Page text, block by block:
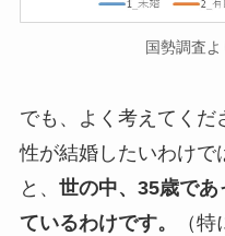
国勢調査
でも、よく考えてくだ
性が結婚したいわけで
と、 世の中、35歳であ
ているわけです。
（